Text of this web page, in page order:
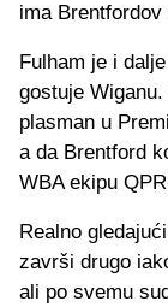
ima
Fulham je i
gostuje
plasman u
a da Brentford
WBA ekipu
Realno
završi drugo
ali po svemu